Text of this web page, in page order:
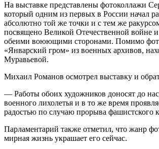
На выставке представлены фотоколлажи
который одним из первых в России начал
абсолютно той же точки и с тем же
посвящено Великой Отечественной войне
обеими воюющими сторонами. Помимо
«Январский гром» из военных архивов,
Муравьевой.
Михаил Романов осмотрел выставку и
— Работы обоих художников доносят до
военного лихолетья и в то же время
радостью по случаю прорыва фашистского
Парламентарий также отметил, что жанр
мирная жизнь украшает его сейчас.